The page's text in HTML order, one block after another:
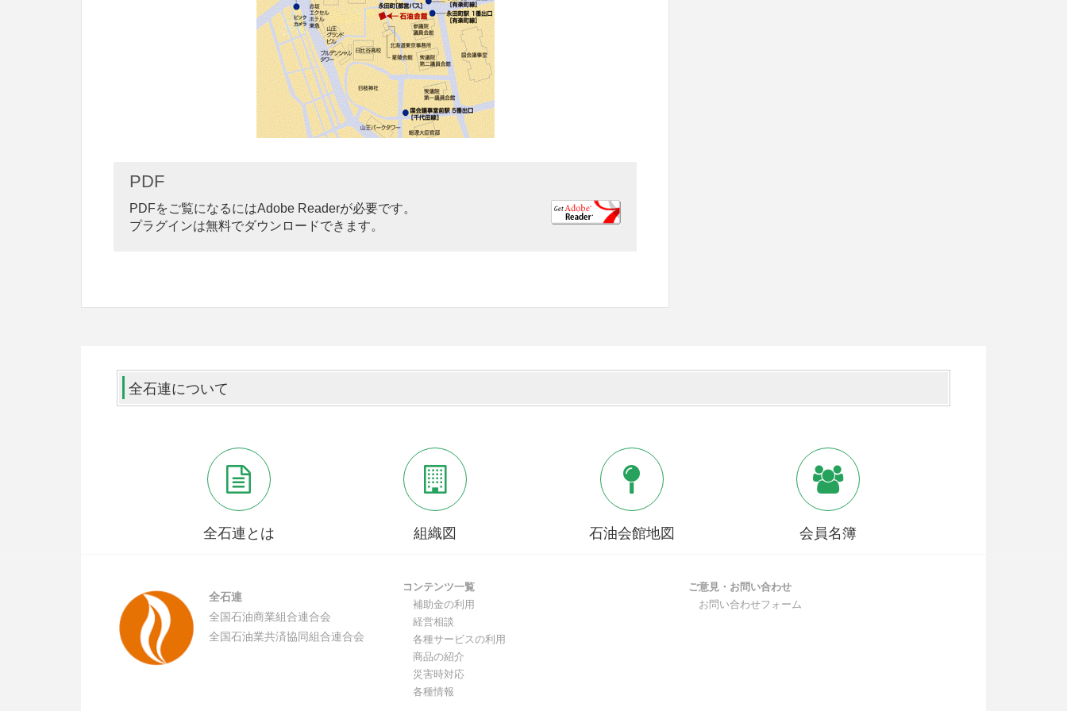
PDF
PDFをご覧になるにはAdobe Readerが必要です。
プラグインは無料でダウンロードできます。
全石連について
全石連とは 組織図 石油会館地図 会員名簿
全石連
全国石油商業組合連合会
全国石油業共済協同組合連合会
コンテンツ一覧
補助金の利用
経営相談
各種サービスの利用
商品の紹介
災害時対応
各種情報
ご意見・お問い合わせ
お問い合わせフォーム